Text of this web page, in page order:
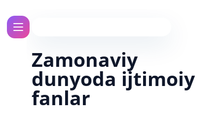
Zamonaviy
dunyoda ijtimoiy
fanlar